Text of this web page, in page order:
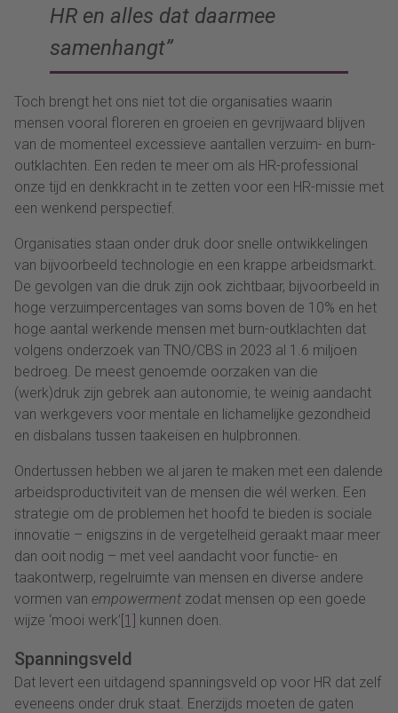
HR en alles dat daarmee
samenhangt”
Toch brengt het ons niet tot die organisaties waarin
mensen vooral floreren en groeien en gevrijwaard blijven
van de momenteel excessieve aantallen verzuim- en burn-
outklachten. Een reden te meer om als HR-professional
onze tijd en denkkracht in te zetten voor een HR-missie met
een wenkend perspectief.
Organisaties staan onder druk door snelle ontwikkelingen
van bijvoorbeeld technologie en een krappe arbeidsmarkt.
De gevolgen van die druk zijn ook zichtbaar, bijvoorbeeld in
hoge verzuimpercentages van soms boven de 10% en het
hoge aantal werkende mensen met burn-outklachten dat
volgens onderzoek van TNO/CBS in 2023 al 1.6 miljoen
bedroeg. De meest genoemde oorzaken van die
(werk)druk zijn gebrek aan autonomie, te weinig aandacht
van werkgevers voor mentale en lichamelijke gezondheid
en disbalans tussen taakeisen en hulpbronnen.
Ondertussen hebben we al jaren te maken met een dalende
arbeidsproductiviteit van de mensen die wél werken. Een
strategie om de problemen het hoofd te bieden is sociale
innovatie – enigszins in de vergetelheid geraakt maar meer
dan ooit nodig – met veel aandacht voor functie- en
taakontwerp, regelruimte van mensen en diverse andere
vormen van empowerment zodat mensen op een goede
wijze ‘mooi werk’[1] kunnen doen.
Spanningsveld
Dat levert een uitdagend spanningsveld op voor HR dat zelf
eveneens onder druk staat. Enerzijds moeten de gaten